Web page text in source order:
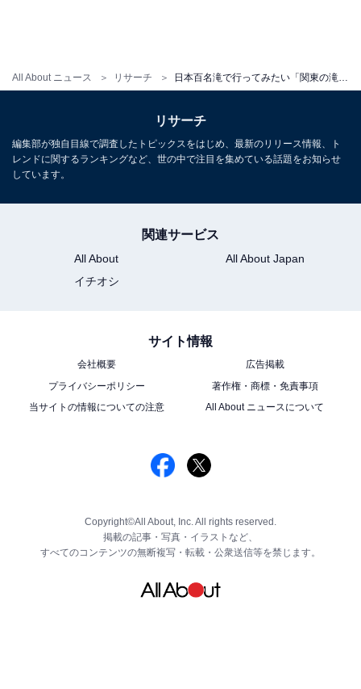
All About ニュース リサーチ 日本百名滝で行ってみたい「関東の滝」ランキング！ 「七ツ釜五段の滝」「霧降の滝」を抑えた1位は？
リサーチ
編集部が独自目線で調査したトピックスをはじめ、最新のリリース情報、ト
レンドに関するランキングなど、世の中で注目を集めている話題をお知らせ
しています。
関連サービス
All About
All About Japan
イチオシ
サイト情報
会社概要
広告掲載
プライバシーポリシー
著作権・商標・免責事項
当サイトの情報についての注意
All About ニュースについて
Copyright©All About, Inc. All rights reserved.
掲載の記事・写真・イラストなど、
すべてのコンテンツの無断複写・転載・公衆送信等を禁じます。